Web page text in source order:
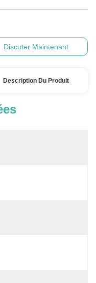
Discuter Maintenant
Description Du Produit